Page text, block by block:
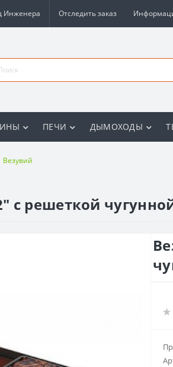
Инженера Отследить заказ
ПЕЧИ ДЫМОХОДЫ
Везувий
с решеткой